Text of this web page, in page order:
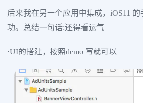
后来我在另一个应用中集成，iOS11
功。总结一句话:还得看运气
·UI的搭建，按照demo 写就可以